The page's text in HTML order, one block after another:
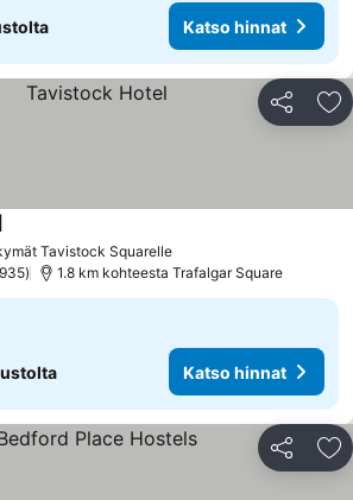
Katso hinnat
Jaa
Tavistock Squarelle
1.8 km kohteesta Trafalgar Square
Katso hinnat
Jaa